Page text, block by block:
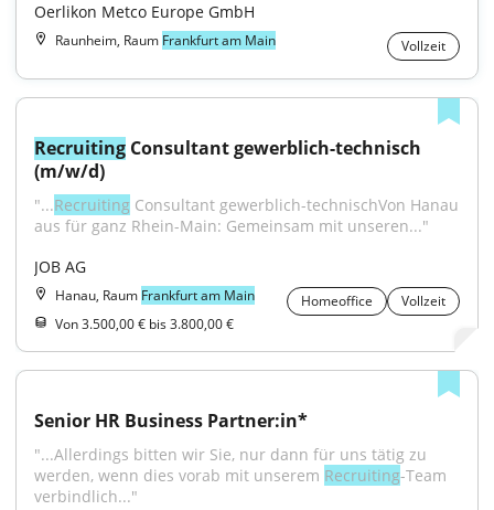
Oerlikon Metco Europe GmbH
Raunheim, Raum Frankfurt am Main Vollzeit
Recruiting Consultant gewerblich-technisch
(m/w/d)
"...Recruiting Consultant gewerblich-technischVon Hanau
aus für ganz Rhein-Main: Gemeinsam mit unseren..."
JOB AG
Hanau, Raum Frankfurt am Main Homeoffice
Vollzeit
Von 3.500,00 € bis 3.800,00 €
Senior HR Business Partner:in*
"...Allerdings bitten wir Sie, nur dann für uns tätig zu
werden, wenn dies vorab mit unserem Recruiting-Team
verbindlich..."